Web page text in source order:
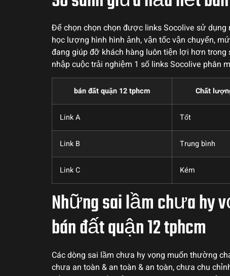
Để chọn chọn chọn được links Socolive sử
học lượng hình hình ảnh, vận tốc vận chuyển,
đang giúp đỡ khách hàng luôn tiện lợi hơn
nhập cuộc trải nghiệm 1 số links Socolive phân
bán đất quận 12 tphcm Chất
Link A Tốt
Link B Trung bình
Link C Kém
Những sai lầm chưa hy
bán đất quận 12 tphcm
Các dòng sai lầm chưa hy vọng muốn thường
chưa an toàn & an toàn & an toàn, chưa chu